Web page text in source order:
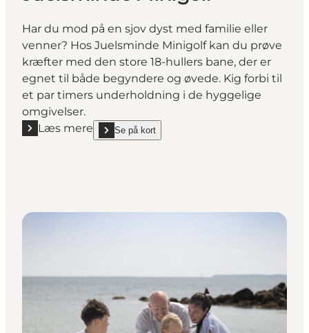
Har du mod på en sjov dyst med familie eller
venner? Hos Juelsminde Minigolf kan du prøve
kræfter med den store 18-hullers bane, der er
egnet til både begyndere og øvede. Kig forbi til
et par timers underholdning i de hyggelige
omgivelser.
Læs mere
Læs mere "Juelsminde Minigolf"
Se på kort
show Juelsminde Minigolf on_map